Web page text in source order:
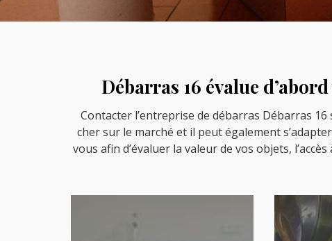
Débarras 16 évalue
Contacter l’entreprise de débarras Débarras
cher sur le marché et il peut également
vous afin d’évaluer la valeur de vos objets,